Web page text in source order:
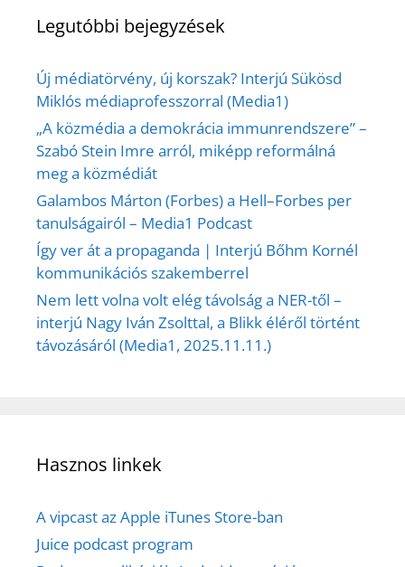
Legutóbbi bejegyzések
Új médiatörvény, új korszak? Interjú Sükösd
Miklós médiaprofesszorral (Media1)
„A közmédia a demokrácia immunrendszere” –
Szabó Stein Imre arról, miképp reformálná
meg a közmédiát
Galambos Márton (Forbes) a Hell–Forbes per
tanulságairól – Media1 Podcast
Így ver át a propaganda | Interjú Bőhm Kornél
kommunikációs szakemberrel
Nem lett volna volt elég távolság a NER-től –
interjú Nagy Iván Zsolttal, a Blikk éléről történt
távozásáról (Media1, 2025.11.11.)
Hasznos linkek
A vipcast az Apple iTunes Store-ban
Juice podcast program